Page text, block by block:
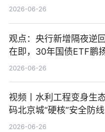
2026-06-26
观点：央行新增隔夜逆
在即，30年国债ETF鹏
(511090) 盘中小幅上涨
2026-06-26
视频丨水利工程变身生
码北京城“硬核”安全防线
2026-06-26